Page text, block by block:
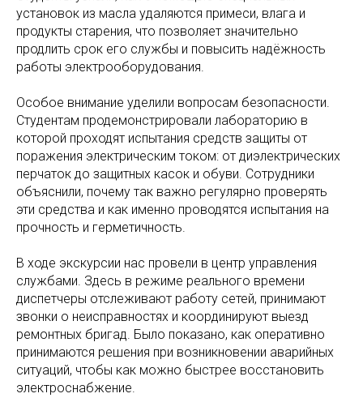
установок из масла удаляются примеси, влага и
продукты старения, что позволяет значительно
продлить срок его службы и повысить надёжность
работы электрооборудования.
Особое внимание уделили вопросам безопасности.
Студентам продемонстрировали лабораторию в
которой проходят испытания средств защиты от
поражения электрическим током: от диэлектрических
перчаток до защитных касок и обуви. Сотрудники
объяснили, почему так важно регулярно проверять
эти средства и как именно проводятся испытания на
прочность и герметичность.
В ходе экскурсии нас провели в центр управления
службами. Здесь в режиме реального времени
диспетчеры отслеживают работу сетей, принимают
звонки о неисправностях и координируют выезд
ремонтных бригад. Было показано, как оперативно
принимаются решения при возникновении аварийных
ситуаций, чтобы как можно быстрее восстановить
электроснабжение.